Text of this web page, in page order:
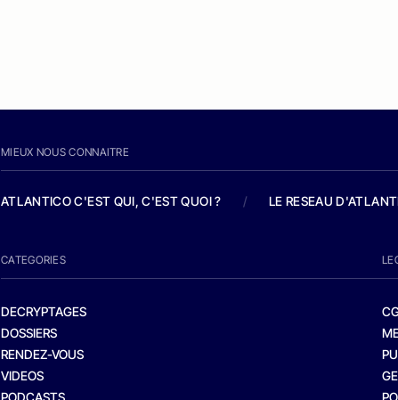
MIEUX NOUS CONNAITRE
ATLANTICO C'EST QUI, C'EST QUOI ? / LE RESEAU
CATEGORIES
DECRYPTAGES
DOSSIERS
RENDEZ-VOUS
VIDEOS
PODCASTS